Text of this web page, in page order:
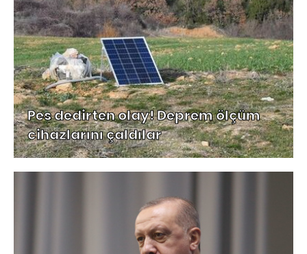
Pes dedirten olay! Deprem ölçüm
cihazlarını çaldılar